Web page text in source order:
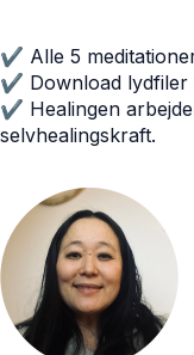
✔ Alle 5
✔ Download lydfiler
✔ Healingen
selvhealingskraft.